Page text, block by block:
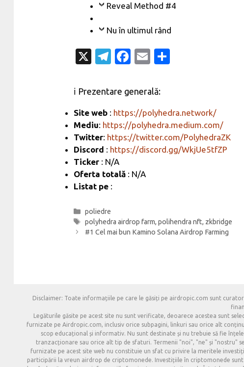
Reveal Method #4
Nu în ultimul rând
X
T
e
a
m
Fa
e
o
o
k
E
ail
az
ă
ℹ️ Prezentare generală:
Site web : https://polyhedra.network/
Mediu: https://polyhedra.medium.com/
Twitter: https://twitter.com/PolyhedraZK
Discord : https://discord.gg/WkjUe5tfZP
Ticker : N/A
Oferta totală : N/A
Listat pe :
Categorii
poliedre
Etichete
polyhedra airdrop farm,polihendra nft, zkbridge
#1 Cel mai bun Kamino Solana Airdrop Farming
Disclaimer: Toate informațiile pe care le găsiți pe airdropic.com sunt
Legăturile găsite pe acest site nu sunt verificate, deoarece acestea sunt
furnizate pe Airdropic.com, inclusiv orice subpagini, linkuri sau orice alt
scop educațional și informativ. Nu sunt destinate și nu trebuie să fie
tranzacționare sau orice alt tip de sfaturi. Termenii "noi", "ne" și
furnizate pe acest site web nu constituie un sfat cu privire la meritele
participării la vreun airdrop de criptomonede. Investițiile în criptomonede